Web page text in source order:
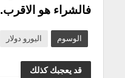
فالشراء هو الاقرب.
الوسوم اليورو دولار
قد يعجبك كذلك